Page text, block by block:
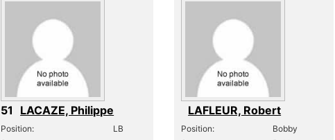
51 LACAZE, Philippe
Position:
LB
LAFLEUR, Robert
Position:
Bobby